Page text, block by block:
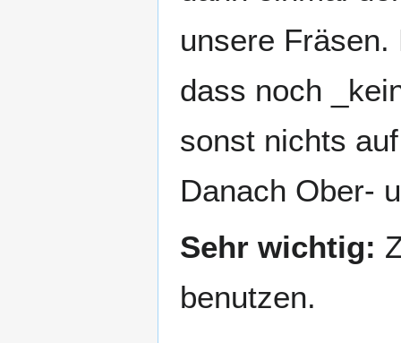
unsere
dass noch
sonst nichts
Danach Ober-
Sehr wichtig:
benutzen.